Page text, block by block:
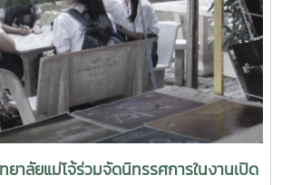
าลัยแม่โจ้ร่วมจัดนิทรรศการในงานเปิด